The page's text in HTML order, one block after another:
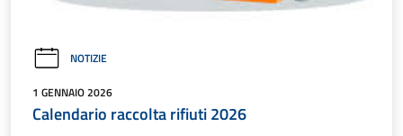
NOTIZIE
1 GENNAIO 2026
Calendario raccolta rifiuti 2026